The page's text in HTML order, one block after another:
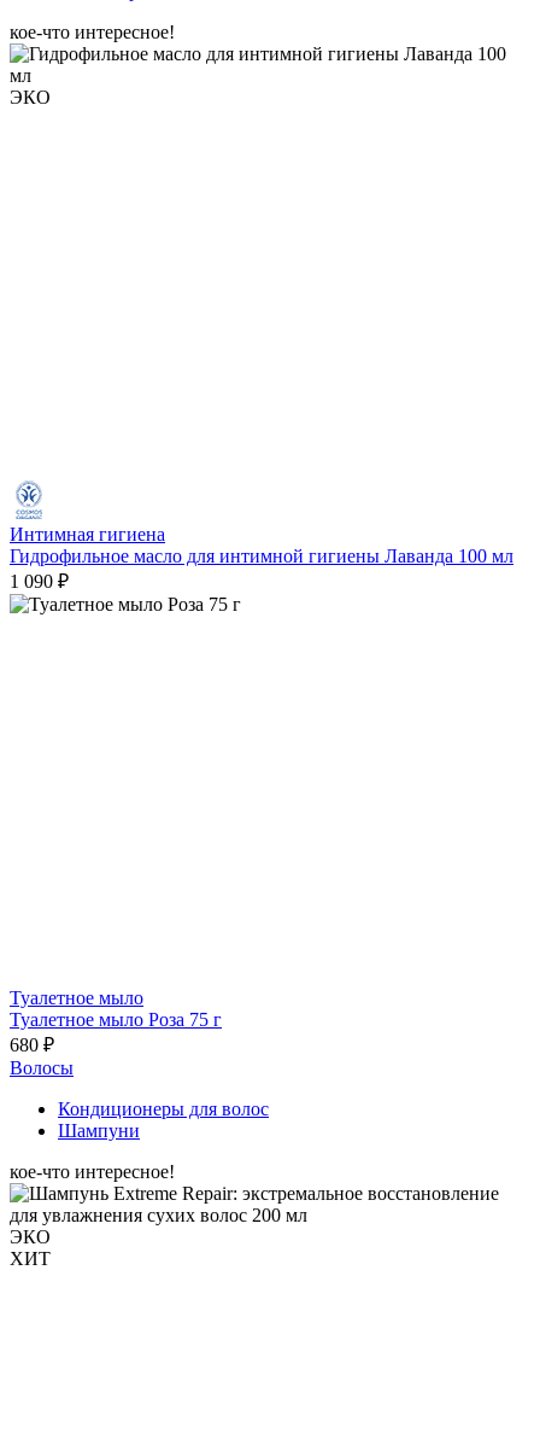
кое-что интересное!
ЭКО
Интимная гигиена
Гидрофильное масло для интимной гигиены Лаванда 100 мл
1 090 ₽
Туалетное мыло
Туалетное мыло Роза 75 г
680 ₽
Волосы
Кондиционеры для волос
Шампуни
кое-что интересное!
ЭКО
ХИТ